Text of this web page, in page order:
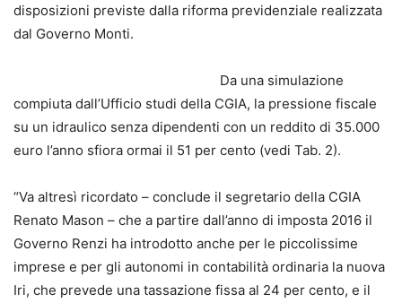
disposizioni previste dalla riforma previdenziale realizzata
dal Governo Monti.
Da una simulazione
compiuta dall’Ufficio studi della CGIA, la pressione fiscale
su un idraulico senza dipendenti con un reddito di 35.000
euro l’anno sfiora ormai il 51 per cento (vedi Tab. 2).
“Va altresì ricordato – conclude il segretario della CGIA
Renato Mason – che a partire dall’anno di imposta 2016 il
Governo Renzi ha introdotto anche per le piccolissime
imprese e per gli autonomi in contabilità ordinaria la nuova
Iri, che prevede una tassazione fissa al 24 per cento, e il